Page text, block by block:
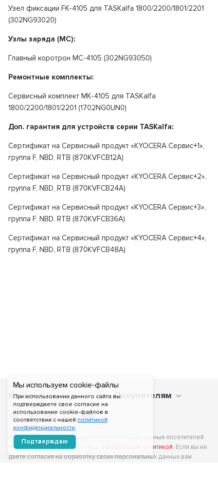
Мы используем cookie-файлы
При использовании данного сайта вы
подтверждаете свое согласие на
использование cookie-файлов в
соответствии с нашей политикой
конфиденциальности.
Подтверждаю
Узел фиксации FK-4105 для TASKalfa 1800/2200/1801/2201
(302NG93020)
Узлы заряда (MC):
Главный коротрон MC-4105 (302NG93050)
Ремонтные комплекты:
Сервисный комплект MK-4105 для TASKalfa
1800/2200/1801/2201 (1702NG0UN0)
Доп. гарантия для устройств серии TASKalfa:
Сертификат на Сервисный продукт «KYOCERA Сервис+1»,
группа F, NBD, RTB (870KVFCB12A)
Сертификат на Сервисный продукт «KYOCERA Сервис+2»,
группа F, NBD, RTB (870KVFCB24A)
Сертификат на Сервисный продукт «KYOCERA Сервис+3»,
группа F, NBD, RTB (870KVFCB36A)
Сертификат на Сервисный продукт «KYOCERA Сервис+4»,
группа F, NBD, RTB (870KVFCB48A)
Каталог Покупателям
Мы получаем и обрабатываем персональные данные посетителей
нашего сайта в соответствии с
официальной политикой. Если вы не
даете согласия на обработку своих персональных данных,вам